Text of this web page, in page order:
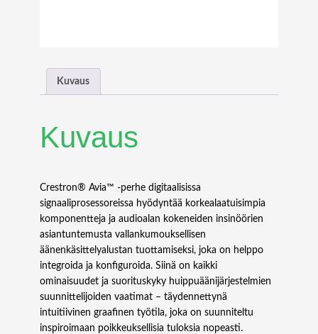
D
8
0
a
u
d
i
o
p
r
o
Kuvaus
Kuvaus
Crestron® Avia™ -perhe digitaalisissa
signaaliprosessoreissa hyödyntää korkealaatuisimpia
komponentteja ja audioalan kokeneiden insinöörien
asiantuntemusta vallankumouksellisen
äänenkäsittelyalustan tuottamiseksi, joka on helppo
integroida ja konfiguroida. Siinä on kaikki
ominaisuudet ja suorituskyky huippuäänijärjestelmien
suunnittelijoiden vaatimat – täydennettynä
intuitiivinen graafinen työtila, joka on suunniteltu
inspiroimaan poikkeuksellisia tuloksia nopeasti.